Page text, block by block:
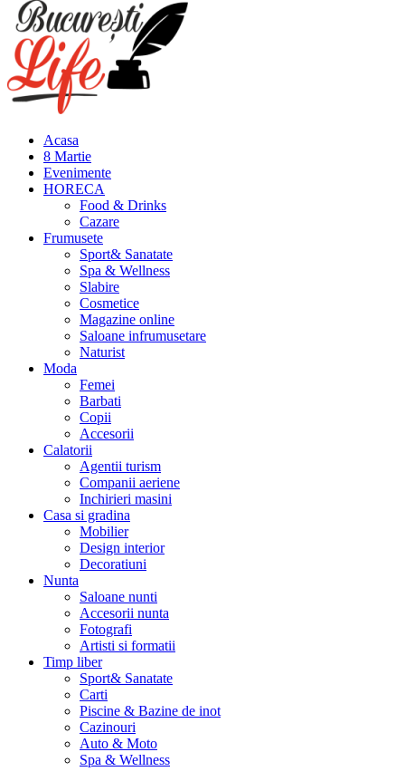
Meniu
principal
Acasa
8 Martie
Evenimente
HORECA
Food & Drinks
Cazare
Frumusete
Sport& Sanatate
Spa & Wellness
Slabire
Cosmetice
Magazine online
Saloane infrumusetare
Naturist
Moda
Femei
Barbati
Copii
Accesorii
Calatorii
Agentii turism
Companii aeriene
Inchirieri masini
Casa si gradina
Mobilier
Design interior
Decoratiuni
Nunta
Saloane nunti
Accesorii nunta
Fotografi
Artisti si formatii
Timp liber
Sport& Sanatate
Carti
Piscine & Bazine de inot
Cazinouri
Auto & Moto
Spa & Wellness